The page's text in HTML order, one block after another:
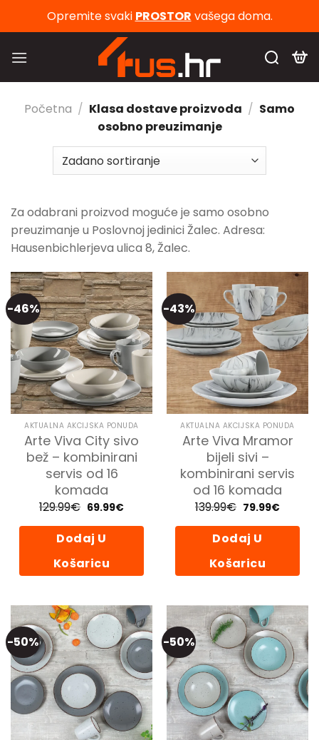
Opremite svaki PROSTOR vašega doma.
Početna / Klasa dostave proizvoda / Samo
osobno preuzimanje
Za odabrani proizvod moguće je samo osobno
preuzimanje u Poslovnoj jedinici Žalec. Adresa:
Hausenbichlerjeva ulica 8, Žalec.
-46%
AKTUALNA AKCIJSKA PONUDA
Arte Viva City sivo
bež – kombinirani
servis od 16
komada
129.99€ Izvorna
cijena
bila
je:
129.99€.
69.99€Trenutna
je:
Dodaj U
Košaricu
-43%
AKTUALNA AKCIJSKA PONUDA
Arte Viva Mramor
bijeli sivi –
kombinirani servis
od 16 komada
139.99€ Izvorna
cijena
bila
je:
139.99€.
79.99€
je:
Dodaj U
Košaricu
-50% -50%